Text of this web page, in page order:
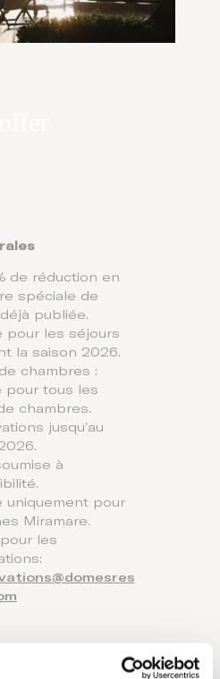
de réduction en
spéciale de
publiée.
pour les séjours
la saison 2026.
de chambres :
pour tous les
chambres.
jusqu’au
à
uniquement pour
Miramare.
les